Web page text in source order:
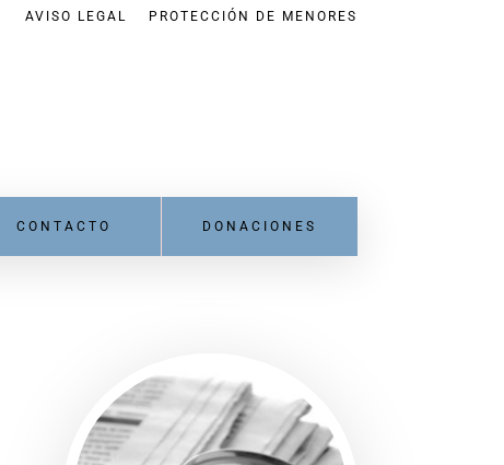
AVISO LEGAL PROTECCIÓN DE MENORES
CONTACTO DONACIONES